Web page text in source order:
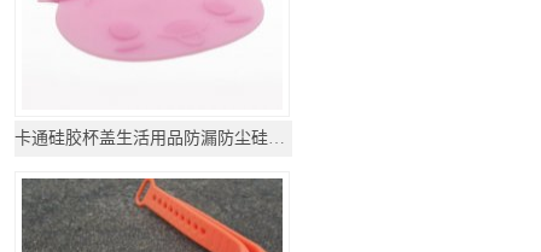
卡通硅胶杯盖生活用品防漏防尘硅胶杯盖